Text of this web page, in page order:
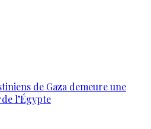
de Gaza demeure une
l’Égypte